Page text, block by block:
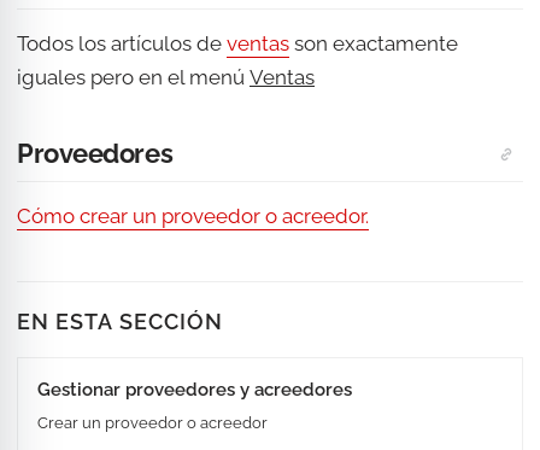
Todos los artículos de ventas son exactamente
iguales pero en el menú Ventas
Proveedores
Cómo crear un proveedor o acreedor.
EN ESTA SECCIÓN
Gestionar proveedores y acreedores
Crear un proveedor o acreedor